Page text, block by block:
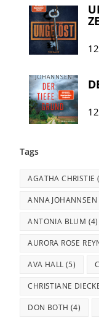
Tags
AGATHA CHRISTIE
ANNA JOHANNSEN
ANTONIA BLUM (4)
AURORA ROSE
AVA HALL (5)
CHRISTIANE
DON BOTH (4)